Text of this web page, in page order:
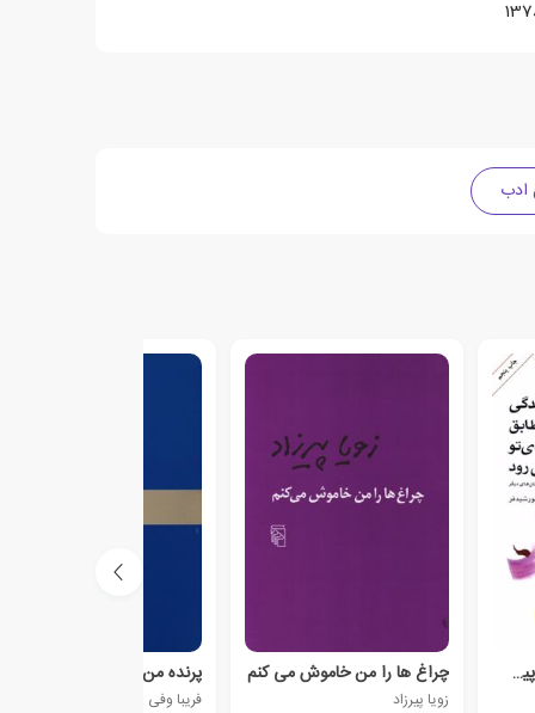
ادب
زندگی مطابق خواسته تو پیش می رود چراغ ها را من خاموش می کنم
زویا پیرزاد
پرنده من
فریبا وفی